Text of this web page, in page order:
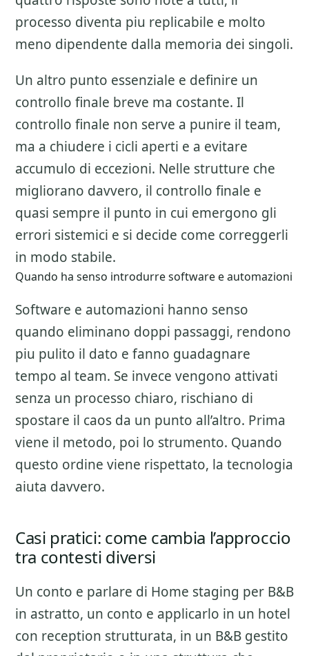
processo diventa piu replicabile e molto
meno dipendente dalla memoria dei singoli.
Un altro punto essenziale e definire un
controllo finale breve ma costante. Il
controllo finale non serve a punire il team,
ma a chiudere i cicli aperti e a evitare
accumulo di eccezioni. Nelle strutture che
migliorano davvero, il controllo finale e
quasi sempre il punto in cui emergono gli
errori sistemici e si decide come correggerli
in modo stabile.
Quando ha senso introdurre software e automazioni
Software e automazioni hanno senso
quando eliminano doppi passaggi, rendono
piu pulito il dato e fanno guadagnare
tempo al team. Se invece vengono attivati
senza un processo chiaro, rischiano di
spostare il caos da un punto all’altro. Prima
viene il metodo, poi lo strumento. Quando
questo ordine viene rispettato, la tecnologia
aiuta davvero.
Casi pratici: come cambia l’approccio
tra contesti diversi
Un conto e parlare di Home staging per B&B
in astratto, un conto e applicarlo in un hotel
con reception strutturata, in un B&B gestito